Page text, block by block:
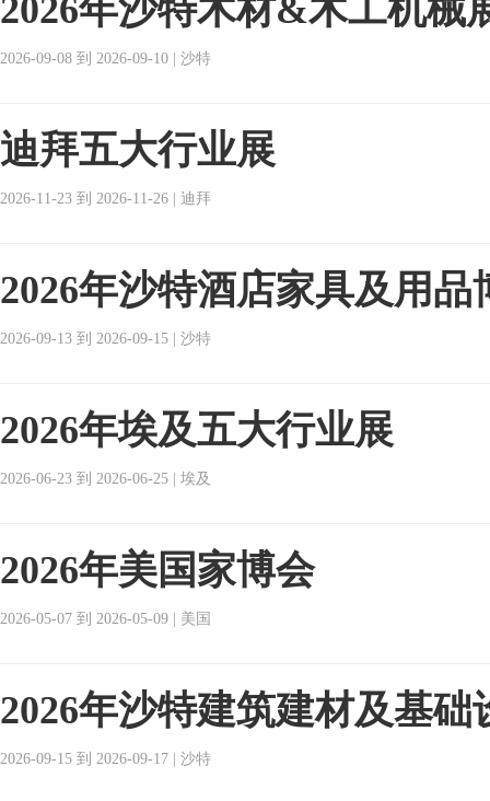
2026年沙特木材&木工机械
2026-09-08 到 2026-09-10 | 沙特
迪拜五大行业展
2026-11-23 到 2026-11-26 | 迪拜
2026年沙特酒店家具及用品
2026-09-13 到 2026-09-15 | 沙特
2026年埃及五大行业展
2026-06-23 到 2026-06-25 | 埃及
2026年美国家博会
2026-05-07 到 2026-05-09 | 美国
2026年沙特建筑建材及基础
2026-09-15 到 2026-09-17 | 沙特